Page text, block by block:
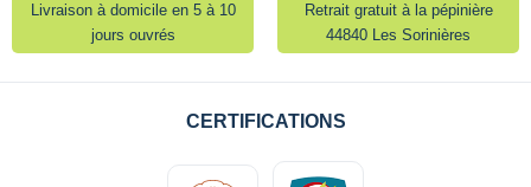
Livraison à domicile en 5 à 10
jours ouvrés
Retrait gratuit à la pépinière
44840 Les Sorinières
CERTIFICATIONS